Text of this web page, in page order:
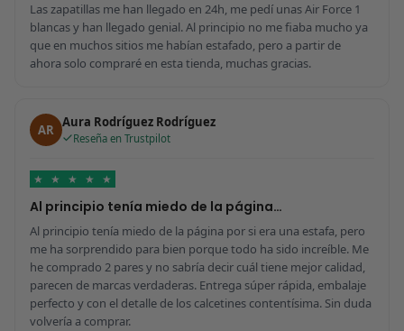
Las zapatillas me han llegado en 24h, me pedí unas Air Force 1
blancas y han llegado genial. Al principio no me fiaba mucho ya
que en muchos sitios me habían estafado, pero a partir de
ahora solo compraré en esta tienda, muchas gracias.
AR Aura Rodríguez Rodríguez
Reseña en Trustpilot
★ ★ ★ ★ ★
Al principio tenía miedo de la página…
Al principio tenía miedo de la página por si era una estafa, pero
me ha sorprendido para bien porque todo ha sido increíble. Me
he comprado 2 pares y no sabría decir cuál tiene mejor calidad,
parecen de marcas verdaderas. Entrega súper rápida, embalaje
perfecto y con el detalle de los calcetines contentísima. Sin duda
volvería a comprar.